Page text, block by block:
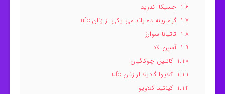
1.6 جسیکا اندرید
1.7 گرامارینه ده راندامی یکی از زنان ufc
1.8 تاتیانا سوارز
1.9 آسپن لاد
1.10 کاتلین چوکاگیان
1.11 کلایوا گادیلا ار زنان ufc
1.12 کینتینا کلاویو